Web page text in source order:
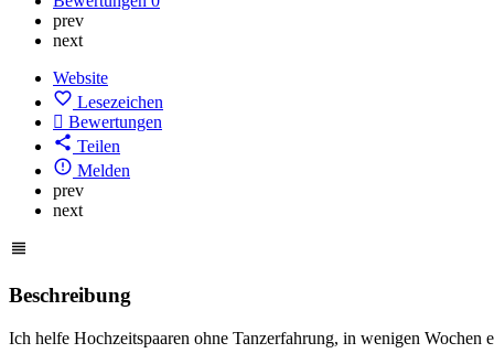
prev
next
Website
Lesezeichen
Bewertungen
Teilen
Melden
prev
next
Beschreibung
Ich helfe Hochzeitspaaren ohne Tanzerfahrung, in wenigen Wochen